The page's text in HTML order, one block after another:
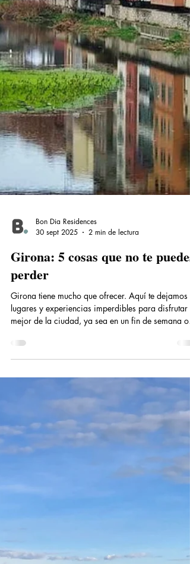
Bon Dia Residences
Girona: 5 cosas que no te puedes
perder
Girona tiene mucho que ofrecer. Aquí te dejamos 5
lugares y experiencias imperdibles para disfrutar
mejor de la ciudad, ya sea en un fin de semana o
durante tu estancia completa.